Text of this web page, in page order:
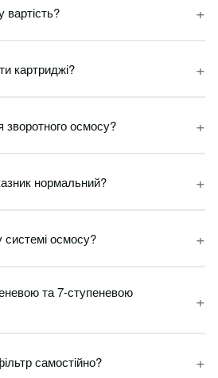
+
картриджі? +
зворотного осмосу? +
нормальний? +
системі осмосу? +
та 7-ступеневою
+
самостійно? +